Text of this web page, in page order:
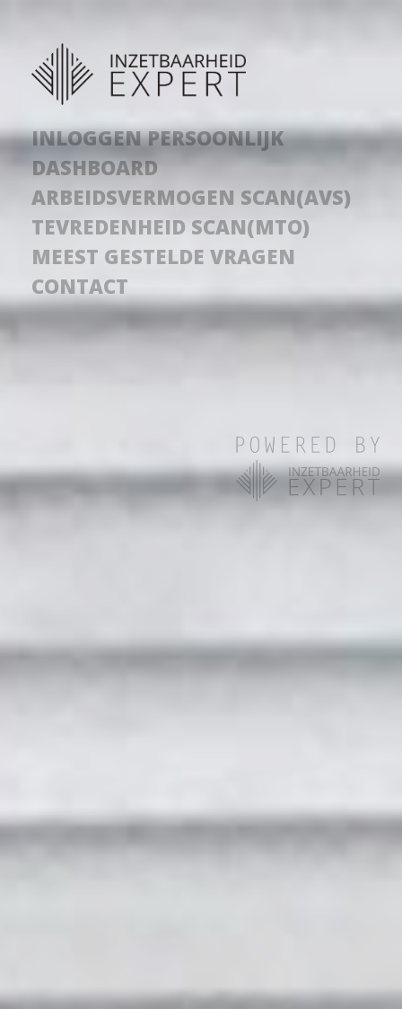
INLOGGEN PERSOONLIJK
DASHBOARD
ARBEIDSVERMOGEN SCAN(AVS)
TEVREDENHEID SCAN(MTO)
MEEST GESTELDE VRAGEN
CONTACT